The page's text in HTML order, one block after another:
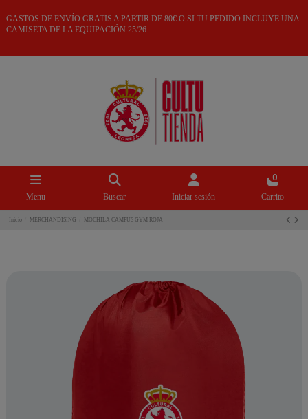
GASTOS DE ENVÍO GRATIS A PARTIR DE 80€ O SI TU PEDIDO INCLUYE UNA
CAMISETA DE LA EQUIPACIÓN 25/26
Menu Buscar Iniciar sesión
0
Carrito
Inicio MERCHANDISING MOCHILA CAMPUS GYM ROJA